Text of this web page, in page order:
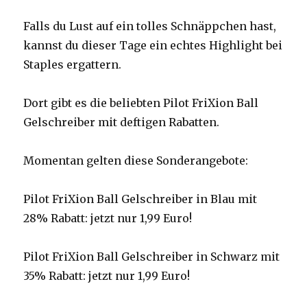
Falls du Lust auf ein tolles Schnäppchen hast,
kannst du dieser Tage ein echtes Highlight bei
Staples ergattern.
Dort gibt es die beliebten Pilot FriXion Ball
Gelschreiber mit deftigen Rabatten.
Momentan gelten diese Sonderangebote:
Pilot FriXion Ball Gelschreiber in Blau mit
28% Rabatt: jetzt nur 1,99 Euro!
Pilot FriXion Ball Gelschreiber in Schwarz mit
35% Rabatt: jetzt nur 1,99 Euro!